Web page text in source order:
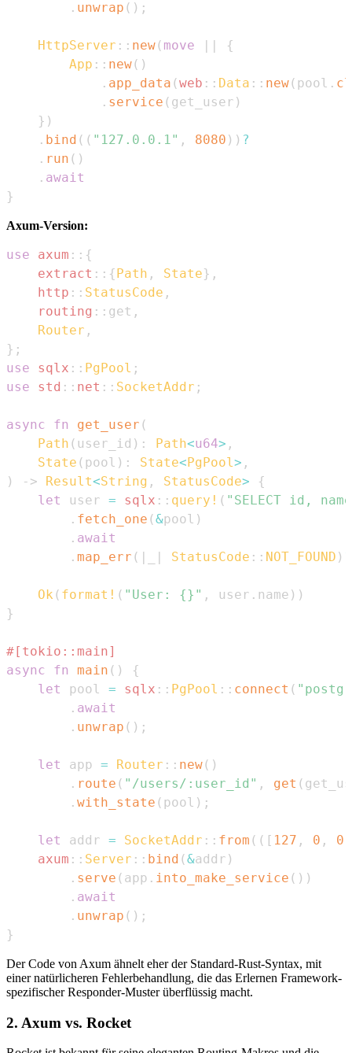
. unwrap ( ) ;
HttpServer :: new( move | |
{
App :: new( )
. app_data (web :: Data :: new( pool .
. service ( get_user )
} )
. bind ( ( "127.0.0.1" , 8080 ) ) ?
. run ( )
. await
}
Axum-Version:
use axum :: {
extract :: {Path , State} ,
http :: StatusCode ,
routing :: get ,
Router ,
} ;
use
sqlx :: PgPool ;
use
std :: net :: SocketAddr ;
async fn get_user (
Path ( user_id ) : Path<u64> ,
State ( pool ) : State<PgPool> ,
)
-> Result<String , StatusCode>
{
let
user = sqlx :: query! ( "SELECT id,
. fetch_one (&pool )
. await
. map_err ( | | StatusCode :: NOT_FOUND )
Ok ( format! ( "User: {}" , user . name ) )
}
#[tokio::main]
async
fn main ( )
{
let
pool = sqlx :: PgPool :: connect (
. await
. unwrap ( ) ;
let app = Router :: new( )
. route ( "/users/:user_id" , get (
. with_state ( pool ) ;
let addr = SocketAddr :: from ( ( [ 127 , 0 , 0
axum :: Server :: bind (&addr )
. serve ( app . into_make_service ( ) )
. await
. unwrap ( ) ;
}
Der Code von Axum ähnelt eher der Standard-Rust-Syntax, mit
einer natürlicheren Fehlerbehandlung, die das Erlernen Framework-
spezifischer Responder-Muster überflüssig macht.
2. Axum vs. Rocket